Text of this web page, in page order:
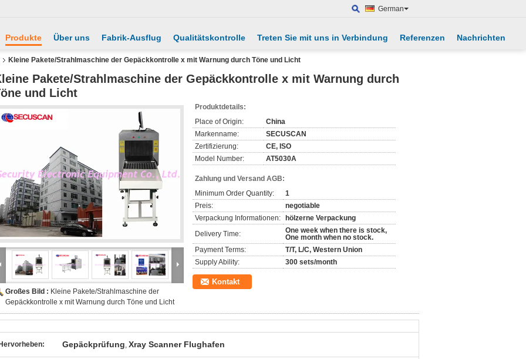
German
Produkte Über uns Fabrik-Ausflug Qualitätskontrolle Treten Sie mit uns in Verbindung Referenzen Nachrichten
Kleine Pakete/Strahlmaschine der Gepäckkontrolle x mit Warnung durch Töne und Licht
Pakete/Strahlmaschine der Gepäckkontrolle x mit Warnung durch
und Licht
Großes Bild : Kleine Pakete/Strahlmaschine der
Gepäckkontrolle x mit Warnung durch Töne und Licht
Produktdetails:
Place of Origin:
China
Markenname:
SECUSCAN
Zertifizierung:
CE, ISO
Model Number:
AT5030A
Zahlung und Versand AGB:
Minimum Order Quantity:
1
Preis:
negotiable
Verpackung Informationen:
hölzerne Verpackung
Delivery Time:
One week when there is stock,
One month when no stock.
Payment Terms:
T/T, L/C, Western Union
Supply Ability:
300 sets/month
Kontakt
Hervorheben: Gepäckprüfung, Xray Scanner Flughafen